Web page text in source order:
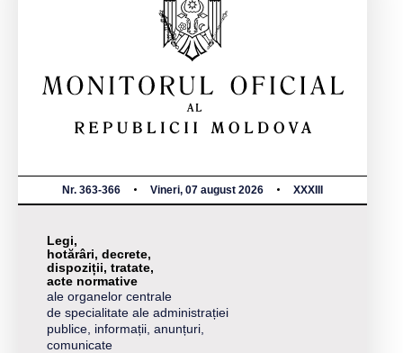
Nr. 363-366 Vineri, 07 august 2026 XXXIII
Legi,
hotărâri, decrete,
dispoziții, tratate,
acte normative
ale organelor centrale
de specialitate ale administrației
publice, informații, anunțuri,
comunicate